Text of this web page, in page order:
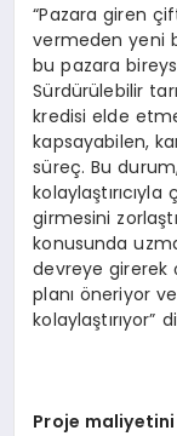
“Pazara giren
vermeden yeni
bu pazara
Sürdürülebilir
kredisi elde
kapsayabilen,
süreç. Bu
girmesini
konusunda
devreye girerek
planı öneriyor
kolaylaştırıyor”
Proje maliyetini